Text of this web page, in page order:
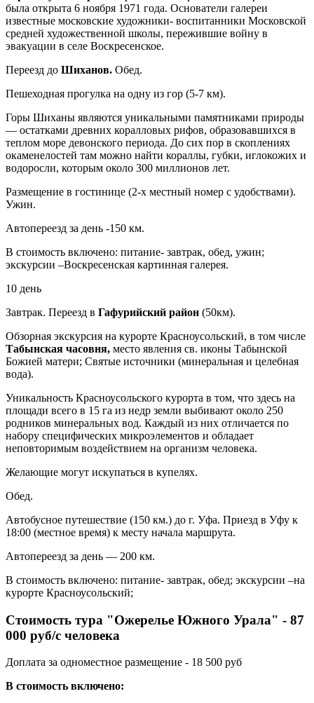
была открыта 6 ноября 1971 года. Основатели галереи
известные московские художники- воспитанники Московской
средней художественной школы, пережившие войну в
эвакуации в селе Воскресенское.
Переезд до Шиханов. Обед.
Пешеходная прогулка на одну из гор (5-7 км).
Горы Шиханы являются уникальными памятниками природы
— остатками древних коралловых рифов, образовавшихся в
теплом море девонского периода. До сих пор в скоплениях
окаменелостей там можно найти кораллы, губки, иглокожих и
водоросли, которым около 300 миллионов лет.
Размещение в гостинице (2-х местный номер с удобствами).
Ужин.
Автопереезд за день -150 км.
В стоимость включено: питание- завтрак, обед, ужин;
экскурсии –Воскресенская картинная галерея.
10 день
Завтрак. Переезд в Гафурийский район (50км).
Обзорная экскурсия на курорте Красноусольский, в том числе
Табынская часовня, место явления св. иконы Табынской
Божией матери; Святые источники (минеральная и целебная
вода).
Уникальность Красноусольского курорта в том, что здесь на
площади всего в 15 га из недр земли выбивают около 250
родников минеральных вод. Каждый из них отличается по
набору специфических микроэлементов и обладает
неповторимым воздействием на организм человека.
Желающие могут искупаться в купелях.
Обед.
Автобусное путешествие (150 км.) до г. Уфа. Приезд в Уфу к
18:00 (местное время) к месту начала маршрута.
Автопереезд за день — 200 км.
В стоимость включено: питание- завтрак, обед; экскурсии –на
курорте Красноусольский;
Стоимость тура "Ожерелье Южного Урала" - 87
000 руб/с человека
Доплата за одноместное размещение - 18 500 руб
В стоимость включено: